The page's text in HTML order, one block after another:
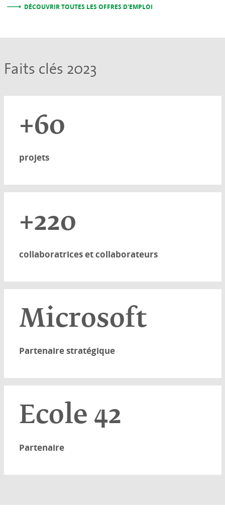
DÉCOUVRIR TOUTES LES OFFRES D'EMPLOI
Faits clés 2023
+60
projets
+220
collaboratrices et collaborateurs
Microsoft
Partenaire stratégique
Ecole 42
Partenaire